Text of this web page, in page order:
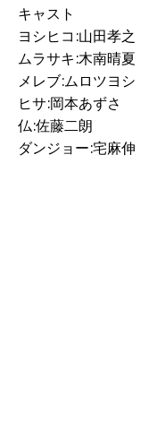
キャスト
ヨシヒコ:山田孝之
ムラサキ:木南晴夏
メレブ:ムロツヨシ
ヒサ:岡本あずさ
仏:佐藤二朗
ダンジョー:宅麻伸